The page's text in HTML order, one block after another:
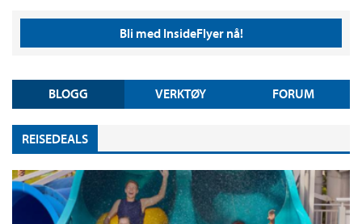
Bli med InsideFlyer nå!
BLOGG VERKTØY FORUM
REISEDEALS